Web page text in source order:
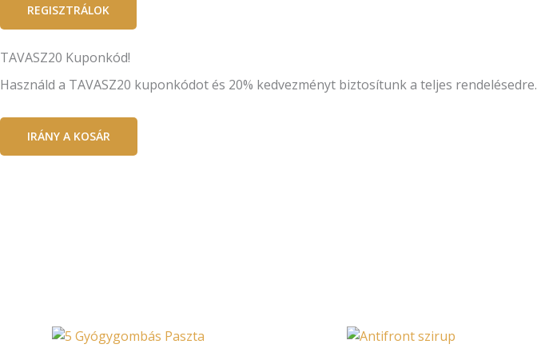
REGISZTRÁLOK
TAVASZ20 Kuponkód!
Használd a TAVASZ20 kuponkódot és 20% kedvezményt biztosítunk a teljes rendelésedre.
IRÁNY A KOSÁR